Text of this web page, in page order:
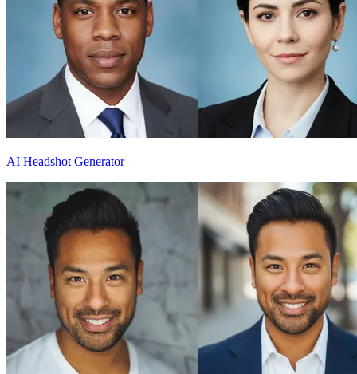
AI Headshot Generator